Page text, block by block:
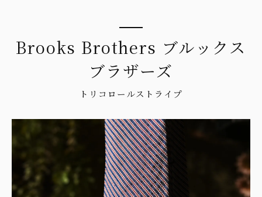
Brooks Brothers ブルックス
ブラザーズ
トリコロールストライプ